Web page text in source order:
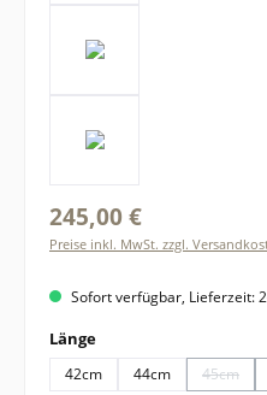
245,00 €
Preise inkl. MwSt. zzgl.
Sofort verfügbar, Lieferzeit:
Längeauswählen
42cm 44cm 45cm
(Diese